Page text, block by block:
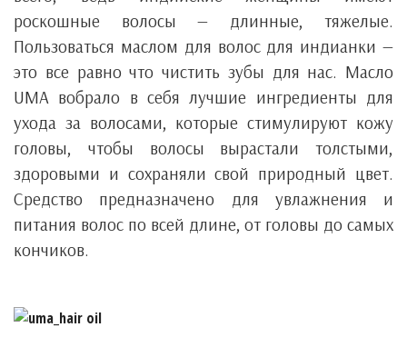
роскошные волосы — длинные, тяжелые.
Пользоваться маслом для волос для индианки —
это все равно что чистить зубы для нас. Масло
UMA вобрало в себя лучшие ингредиенты для
ухода за волосами, которые стимулируют кожу
головы, чтобы волосы вырастали толстыми,
здоровыми и сохраняли свой природный цвет.
Средство предназначено для увлажнения и
питания волос по всей длине, от головы до самых
кончиков.